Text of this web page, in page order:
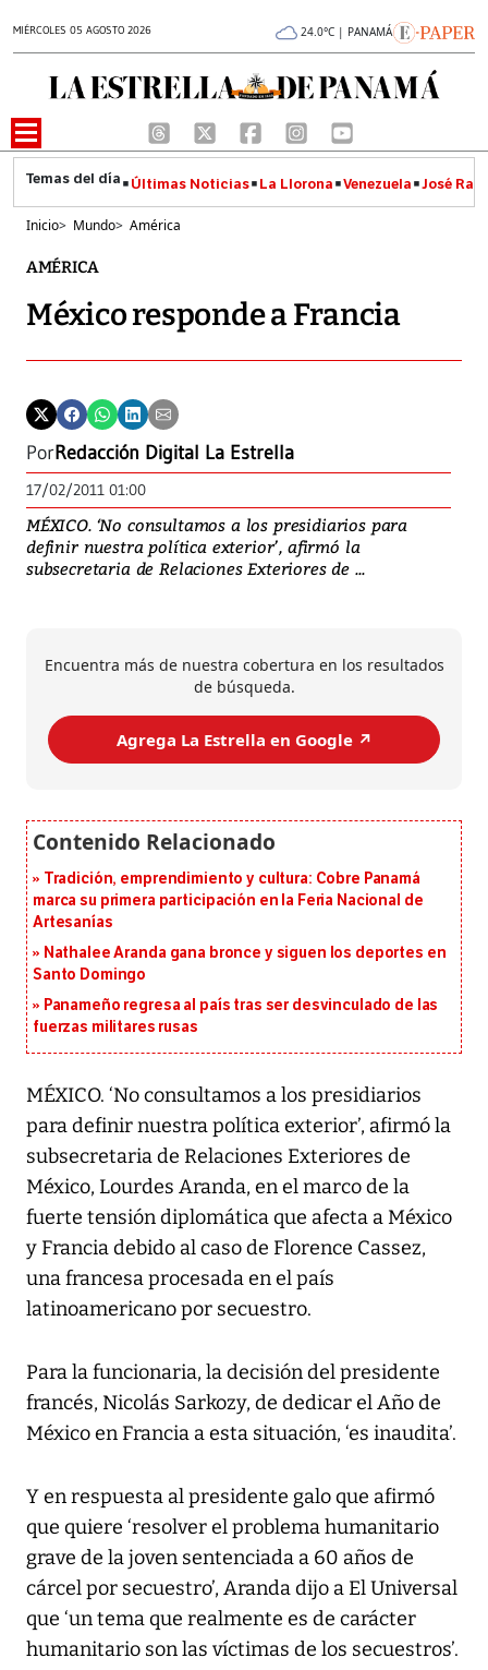
MIÉRCOLES 05 AGOSTO 2026 24.0°C | PANAMÁ
Últimas Noticias La Llorona Venezuela José
Inicio> Mundo> América
AMÉRICA
México responde a Francia
PorRedacción Digital La Estrella
17/02/2011 01:00
MÉXICO. ‘No consultamos a los presidiarios para
definir nuestra política exterior’, afirmó la
subsecretaria de Relaciones Exteriores de ...
Encuentra más de nuestra cobertura en los resultados
de búsqueda.
Agrega La Estrella en Google ↗️
Tradición, emprendimiento y cultura: Cobre Panamá
marca su primera participación en la Feria Nacional de
Artesanías
Nathalee Aranda gana bronce y siguen los deportes en
Santo Domingo
Panameño regresa al país tras ser desvinculado de las
fuerzas militares rusas
MÉXICO. ‘No consultamos a los presidiarios
para definir nuestra política exterior’, afirmó la
subsecretaria de Relaciones Exteriores de
México, Lourdes Aranda, en el marco de la
fuerte tensión diplomática que afecta a México
y Francia debido al caso de Florence Cassez,
una francesa procesada en el país
latinoamericano por secuestro.
Para la funcionaria, la decisión del presidente
francés, Nicolás Sarkozy, de dedicar el Año de
México en Francia a esta situación, ‘es inaudita’.
Y en respuesta al presidente galo que afirmó
que quiere ‘resolver el problema humanitario
grave de la joven sentenciada a 60 años de
cárcel por secuestro’, Aranda dijo a El Universal
que ‘un tema que realmente es de carácter
humanitario son las víctimas de los secuestros’.